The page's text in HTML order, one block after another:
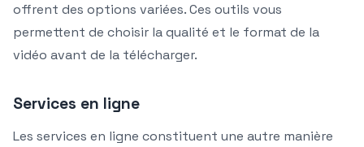
offrent des options variées. Ces outils vous
permettent de choisir la qualité et le format de la
vidéo avant de la télécharger.
Services en ligne
Les services en ligne constituent une autre manière